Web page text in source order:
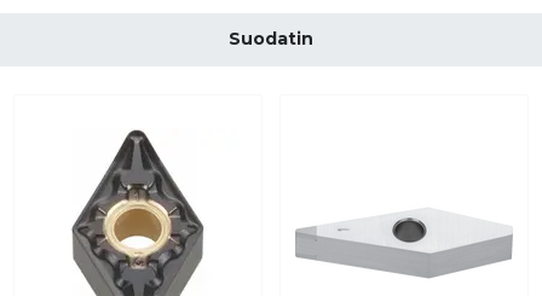
Suodatin